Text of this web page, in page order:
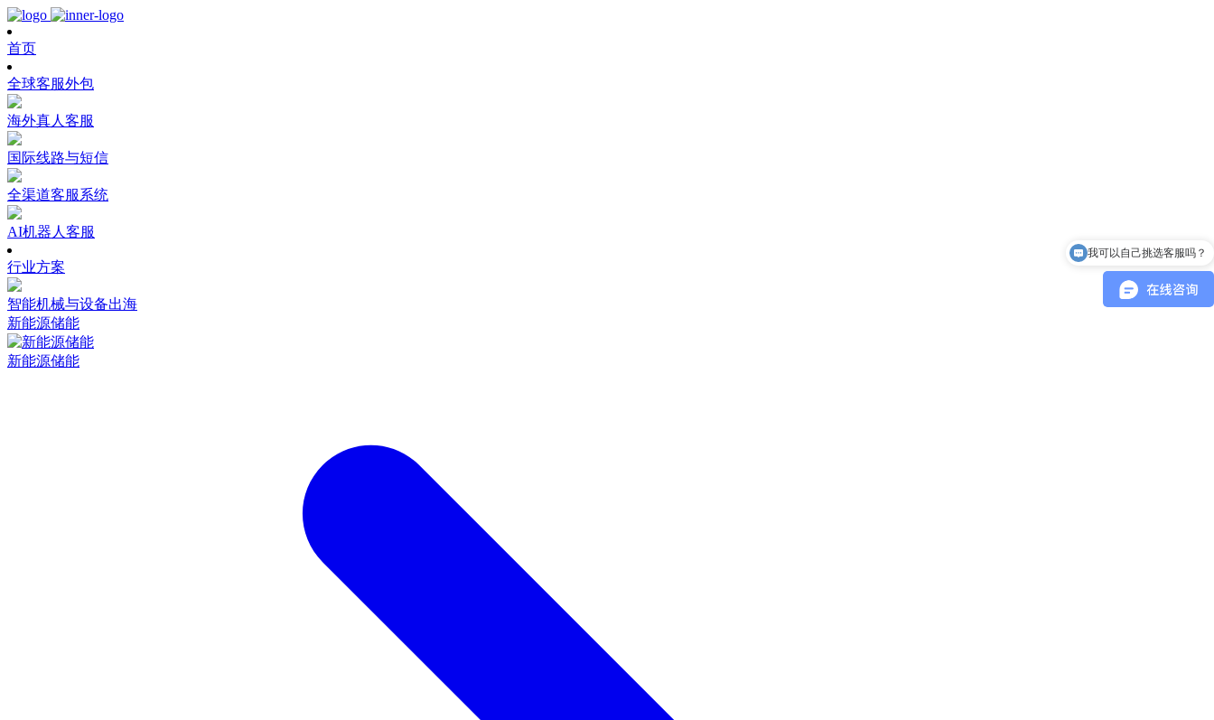
首页
全球客服外包
海外真人客服
国际线路与短信
全渠道客服系统
AI机器人客服
行业方案
智能机械与设备出海
新能源储能
新能源储能
收费方式是什么样的？